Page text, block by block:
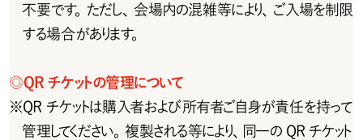
不 要です。ただし、会 場内の混 雑 等により、ご入場を制限
する場 合 があります。
◎Q R チ ケットの 管 理 について
※QRチケットは購入者および所有者ご自身が責任を持って
管 理してください 。複 製 され る 等 により、同 一 の Q R チ ケット